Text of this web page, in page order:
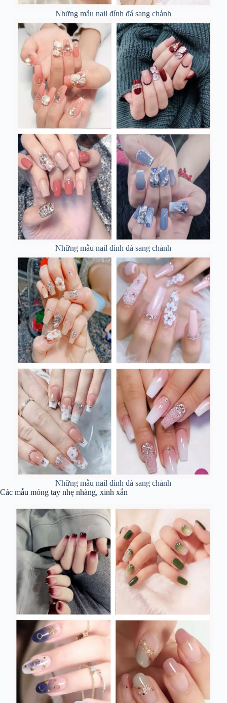
Những mẫu nail đính đá sang chảnh
Những mẫu nail đính đá sang chảnh
Những mẫu nail đính đá sang chảnh
Các mẫu móng tay nhẹ nhàng, xinh xắn